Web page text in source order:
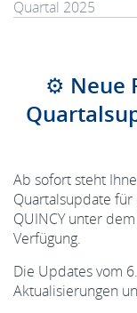
⚙️ Neue
Ab sofort steht
Quartalsupdate für
QUINCY unter dem
Verfügung.
Die Updates vom
Aktualisierungen